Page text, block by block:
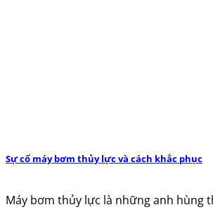
Sự cố máy bơm thủy lực và cách khắc phục
Máy bơm thủy lực là những anh hùng